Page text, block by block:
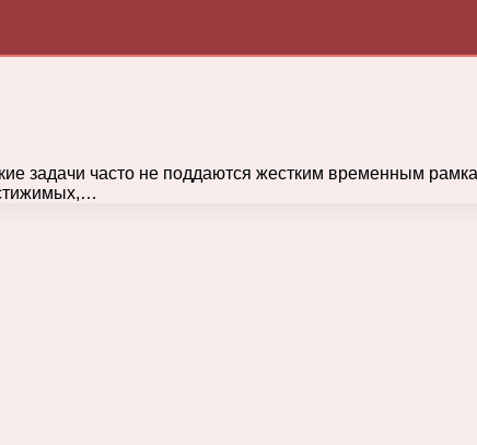
задачи часто не поддаются жестким временным